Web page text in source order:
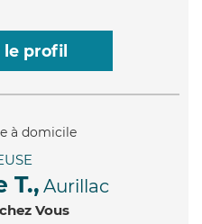
profil
T., Aurillac
Vous